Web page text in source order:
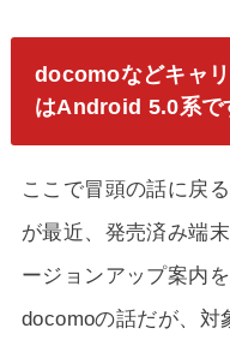
docomoなどキャ
はAndroid 5.0系で
ここで冒頭の話に戻
が最近、発売済み端
ージョンアップ案内
docomoの話だが、対